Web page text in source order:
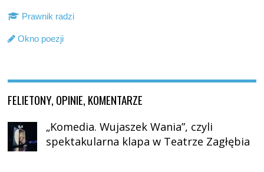
Prawnik radzi
Okno poezji
FELIETONY, OPINIE, KOMENTARZE
„Komedia. Wujaszek Wania”, czyli
spektakularna klapa w Teatrze Zagłębia